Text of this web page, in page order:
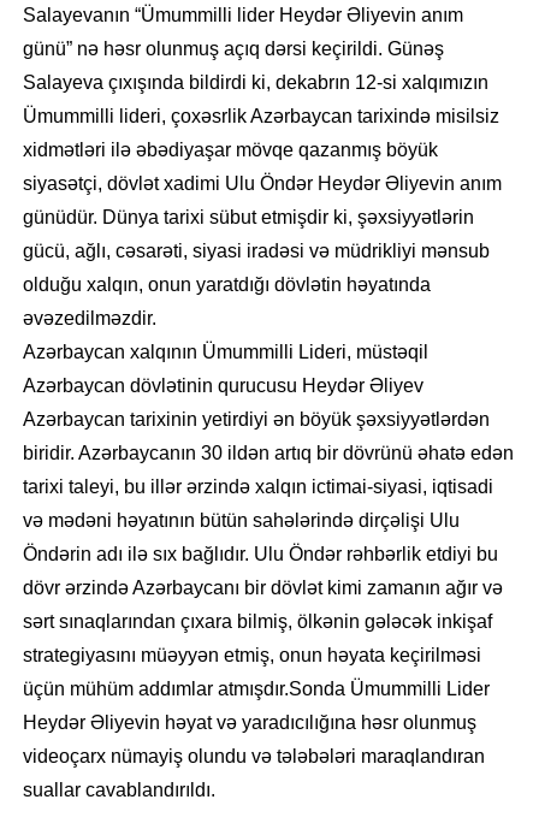
Salayevanın “Ümummilli lider Heydər Əliyevin anım
günü” nə həsr olunmuş açıq dərsi keçirildi. Günəş
Salayeva çıxışında bildirdi ki, dekabrın 12-si xalqımızın
Ümummilli lideri, çoxəsrlik Azərbaycan tarixində misilsiz
xidmətləri ilə əbədiyaşar mövqe qazanmış böyük
siyasətçi, dövlət xadimi Ulu Öndər Heydər Əliyevin anım
günüdür. Dünya tarixi sübut etmişdir ki, şəxsiyyətlərin
gücü, ağlı, cəsarəti, siyasi iradəsi və müdrikliyi mənsub
olduğu xalqın, onun yaratdığı dövlətin həyatında
əvəzedilməzdir.
Azərbaycan xalqının Ümummilli Lideri, müstəqil
Azərbaycan dövlətinin qurucusu Heydər Əliyev
Azərbaycan tarixinin yetirdiyi ən böyük şəxsiyyətlərdən
biridir. Azərbaycanın 30 ildən artıq bir dövrünü əhatə edən
tarixi taleyi, bu illər ərzində xalqın ictimai-siyasi, iqtisadi
və mədəni həyatının bütün sahələrində dirçəlişi Ulu
Öndərin adı ilə sıx bağlıdır. Ulu Öndər rəhbərlik etdiyi bu
dövr ərzində Azərbaycanı bir dövlət kimi zamanın ağır və
sərt sınaqlarından çıxara bilmiş, ölkənin gələcək inkişaf
strategiyasını müəyyən etmiş, onun həyata keçirilməsi
üçün mühüm addımlar atmışdır.Sonda Ümummilli Lider
Heydər Əliyevin həyat və yaradıcılığına həsr olunmuş
videoçarx nümayiş olundu və tələbələri maraqlandıran
suallar cavablandırıldı.